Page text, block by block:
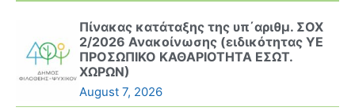
Πίνακας κατάταξης της υπ΄αριθμ. ΣΟΧ
2/2026 Ανακοίνωσης (ειδικότητας ΥΕ
ΠΡΟΣΩΠΙΚΟ ΚΑΘΑΡΙΟΤΗΤΑ ΕΣΩΤ.
ΧΩΡΩΝ)
August 7, 2026